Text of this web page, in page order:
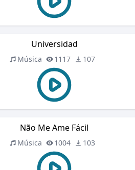
Universidad
Música 1117 107
Não Me Ame Fácil
Música 1004 103